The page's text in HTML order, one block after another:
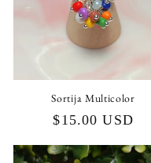
Sortija Multicolor
Precio
$15.00 USD